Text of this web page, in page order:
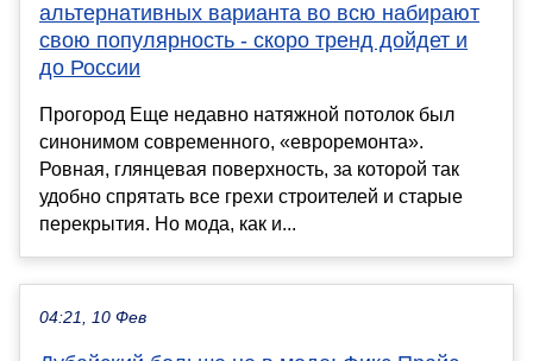
альтернативных варианта во всю набирают
свою популярность - скоро тренд дойдет и
до России
Прогород Еще недавно натяжной потолок был
синонимом современного, «евроремонта».
Ровная, глянцевая поверхность, за которой так
удобно спрятать все грехи строителей и старые
перекрытия. Но мода, как и...
04:21, 10 Фев